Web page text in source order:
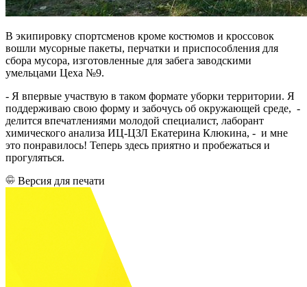
В экипировку спортсменов кроме костюмов и кроссовок
вошли мусорные пакеты, перчатки и приспособления для
сбора мусора, изготовленные для забега заводскими
умельцами Цеха №9.
- Я впервые участвую в таком формате уборки территории. Я
поддерживаю свою форму и забочусь об окружающей среде, -
делится впечатлениями молодой специалист, лаборант
химического анализа ИЦ-ЦЗЛ Екатерина Клюкина, - и мне
это понравилось! Теперь здесь приятно и пробежаться и
прогуляться.
Версия для печати